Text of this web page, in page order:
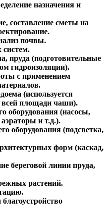
назначения и
составление сметы на
почвы.
систем.
пруда (подготовительные
гидроизоляции).
с применением
(используется
площади чаши).
оборудования (насосы,
и т.д.).
оборудования (подсветка,
форм (каскад,
береговой линии пруда,
растений.